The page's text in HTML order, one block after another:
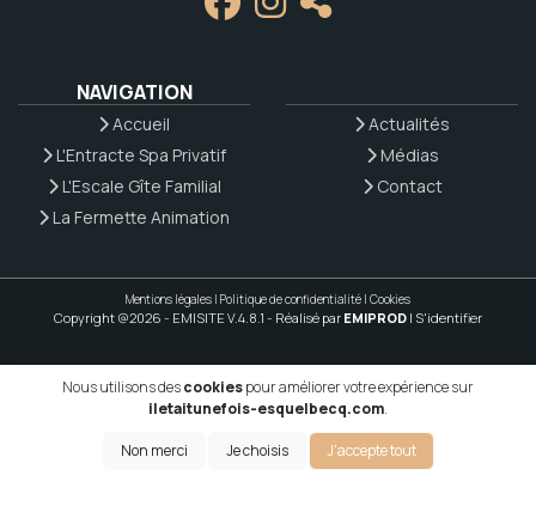
NAVIGATION
Accueil
L'Entracte Spa Privatif
L'Escale Gîte Familial
La Fermette Animation
Actualités
Médias
Contact
Mentions légales | Politique de confidentialité | Cookies
Copyright @2026 - EMISITE V.4.8.1 - Réalisé par EMIPROD | S'identifier
Nous utilisons descookiespour améliorer votre expérience sur
iletaitunefois-esquelbecq.com.
Non merci Je choisis J'accepte tout